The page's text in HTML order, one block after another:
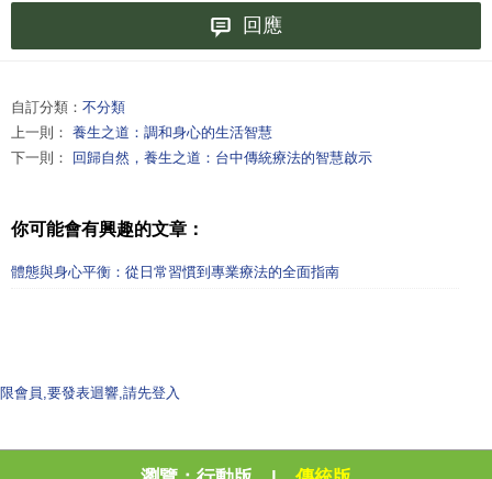
回應
自訂分類： 不分類
上一則： 養生之道：調和身心的生活智慧
下一則：
回歸自然，養生之道：台中傳統療法的智慧啟示
你可能會有興趣的文章：
體態與身心平衡：從日常習慣到專業療法的全面指南
限會員,要發表迴響,請先登入